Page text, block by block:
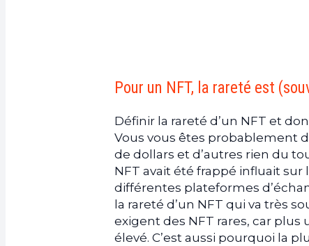
Pour un NFT, la rareté est
Définir la rareté d’un NFT et
Vous vous êtes probablement
de dollars et d’autres rien du
NFT avait été frappé influait sur
différentes plateformes
la rareté d’un NFT qui va très
exigent des NFT rares, car
élevé. C’est aussi pourquoi la